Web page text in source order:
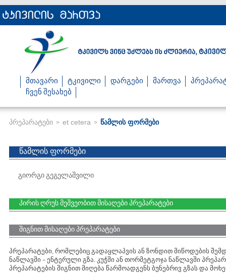
მთავარი ტკივილი დარგები მართვა
ჩვენ შესახებ
პრეპარატები > et cetera > წამლის ფორმები
წამლის ფორმები
გიორგი გეგელაშვილი
პირის ღრუს მეშვეობით მისაღები პრეპარატები
შიგნით მისაღები პრეპარატები
პრეპარატები, რომლებიც გადაყლაპვის ან ზონდით მიწოდების
ნაწლავში – ენტერული გზა. კუჭში ან თორმეტგოჯა ნაწლავში
პრეპარატების შიგნით მიღება წარმოადგენს ბუნებრივ გზას და